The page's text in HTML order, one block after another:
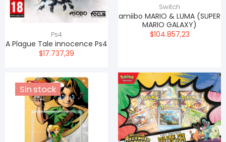
Ps4
A Plague Tale innocence Ps4
$17.737,39
Switch
amiibo MARIO & LUMA (SUPER
MARIO GALAXY)
$104.857,23
Sin stock